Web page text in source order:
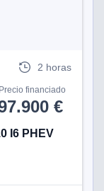
2 horas
Precio financiado
€
I6 PHEV